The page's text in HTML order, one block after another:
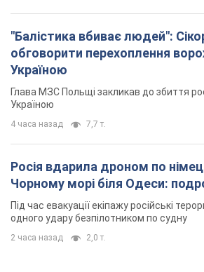
"Балістика вбиває людей":
обговорити перехоплення
Україною
Глава МЗС Польщі закликав до збиття
Україною
4 часа назад 7,7 т.
Росія вдарила дроном по
Чорному морі біля Одеси:
Під час евакуації екіпажу російські
одного удару безпілотником по судну
2 часа назад 2,0 т.